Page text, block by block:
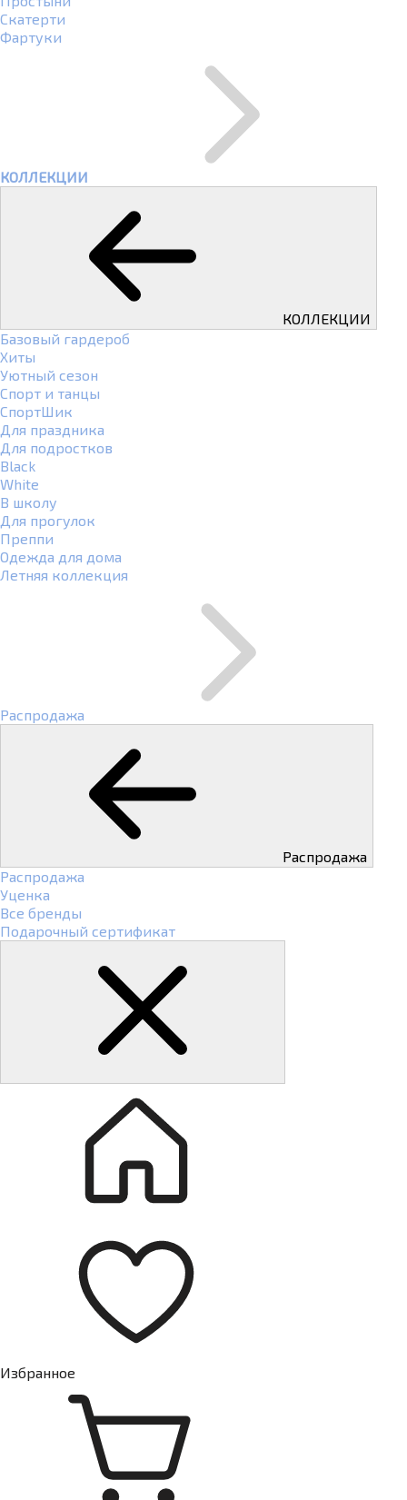
Скатерти
Фартуки
КОЛЛЕКЦИИ
КОЛЛЕКЦИИ
Базовый гардероб
Хиты
Уютный сезон
Спорт и танцы
СпортШик
Для праздника
Для подростков
Black
White
В школу
Для прогулок
Преппи
Одежда для дома
Летняя коллекция
Распродажа
Распродажа
Распродажа
Уценка
Все бренды
Подарочный сертификат
Избранное